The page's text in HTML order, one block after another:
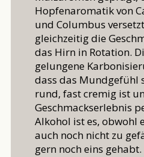
Hopfenaromatik von
und Columbus
gleichzeitig die
das Hirn in Rotation.
gelungene
dass das Mundgefühl
rund, fast cremig ist
Geschmackserlebnis
Alkohol ist es, obwohl
auch noch nicht zu
gern noch eins gehabt.